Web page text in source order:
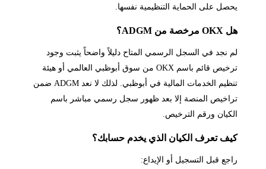
يحصل على الحماية التنظيمية نفسها.
هل OKX مرخصة من ADGM؟
لم نجد في السجل الرسمي المتاح دليلاً واضحاً يثبت وجود
ترخيص قائم باسم OKX من سوق أبوظبي العالمي أو هيئة
تنظيم الخدمات المالية في أبوظبي. لذلك لا نعد ADGM ضمن
تراخيص المنصة إلا بعد ظهور سجل رسمي مباشر باسم
الكيان ورقم الترخيص.
كيف تعرف الكيان الذي يخدم حسابك؟
راجع قبل التسجيل أو الإيداع: